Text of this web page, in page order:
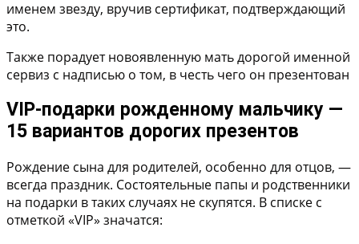
именем звезду, вручив сертификат, подтверждающий
это.
Также порадует новоявленную мать дорогой именной
сервиз с надписью о том, в честь чего он презентован
VIP-подарки рожденному мальчику —
15 вариантов дорогих презентов
Рождение сына для родителей, особенно для отцов, —
всегда праздник. Состоятельные папы и родственники
на подарки в таких случаях не скупятся. В списке с
отметкой «VIP» значатся: